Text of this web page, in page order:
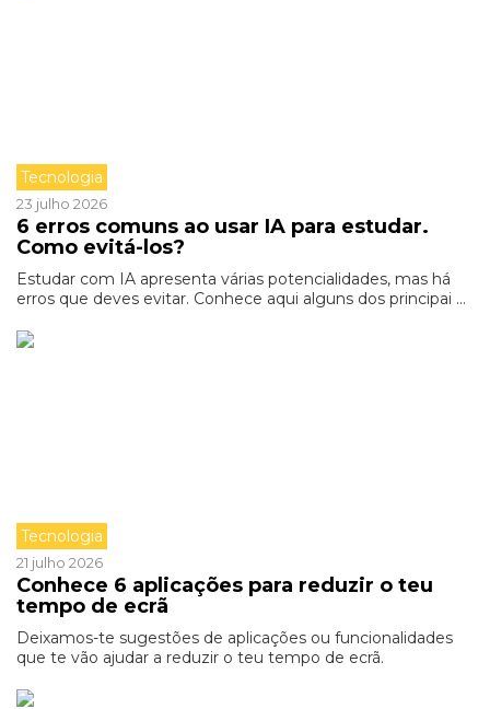
Tecnologia
23 julho 2026
6 erros comuns ao usar IA para estudar.
Como evitá-los?
Estudar com IA apresenta várias potencialidades, mas há
erros que deves evitar. Conhece aqui alguns dos principai ...
Tecnologia
21 julho 2026
Conhece 6 aplicações para reduzir o teu
tempo de ecrã
Deixamos-te sugestões de aplicações ou funcionalidades
que te vão ajudar a reduzir o teu tempo de ecrã.